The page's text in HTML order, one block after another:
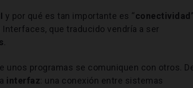
y por qué es tan importante es “
que traducido vendría a ser
.
unos programas se comuniquen con otros.
interfaz: una conexión entre sistemas